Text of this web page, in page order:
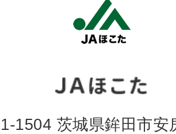
1504 茨城県鉾田市安